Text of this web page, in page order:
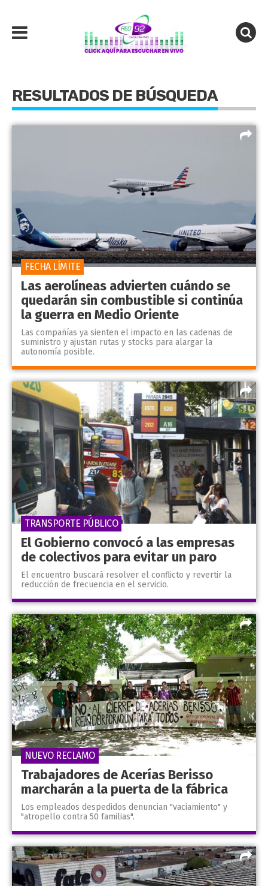
RESULTADOS DE BÚSQUEDA
Las aerolíneas advierten cuándo se
quedarán sin combustible si continúa
la guerra en Medio Oriente
Las compañías ya sienten el impacto en las cadenas de
suministro y ajustan rutas y stocks para alargar la
autonomía posible.
FECHA LÍMITE
El Gobierno convocó a las empresas
de colectivos para evitar un paro
El encuentro buscará resolver el conflicto y revertir la
reducción de frecuencia en el servicio.
TRANSPORTE PÚBLICO
Trabajadores de Acerías Berisso
marcharán a la puerta de la fábrica
Los empleados despedidos denuncian "vaciamiento" y
"atropello contra 50 familias".
NUEVO RECLAMO